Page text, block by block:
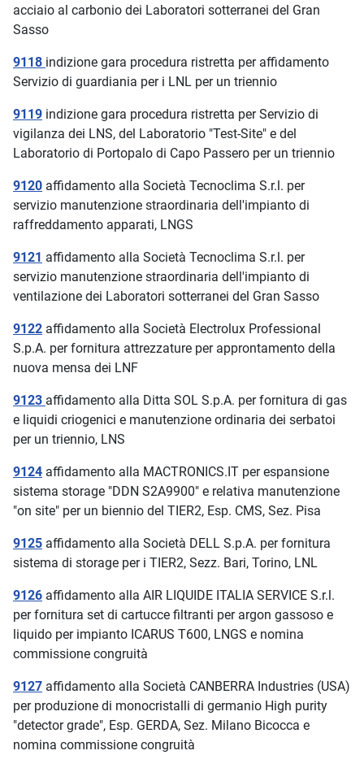
acciaio al carbonio dei Laboratori sotterranei del Gran
Sasso
9118 indizione gara procedura ristretta per affidamento
Servizio di guardiania per i LNL per un triennio
9119 indizione gara procedura ristretta per Servizio di
vigilanza dei LNS, del Laboratorio "Test-Site" e del
Laboratorio di Portopalo di Capo Passero per un triennio
9120 affidamento alla Società Tecnoclima S.r.l. per
servizio manutenzione straordinaria dell'impianto di
raffreddamento apparati, LNGS
9121 affidamento alla Società Tecnoclima S.r.l. per
servizio manutenzione straordinaria dell'impianto di
ventilazione dei Laboratori sotterranei del Gran Sasso
9122 affidamento alla Società Electrolux Professional
S.p.A. per fornitura attrezzature per approntamento della
nuova mensa dei LNF
9123 affidamento alla Ditta SOL S.p.A. per fornitura di gas
e liquidi criogenici e manutenzione ordinaria dei serbatoi
per un triennio, LNS
9124 affidamento alla MACTRONICS.IT per espansione
sistema storage "DDN S2A9900" e relativa manutenzione
"on site" per un biennio del TIER2, Esp. CMS, Sez. Pisa
9125 affidamento alla Società DELL S.p.A. per fornitura
sistema di storage per i TIER2, Sezz. Bari, Torino, LNL
9126 affidamento alla AIR LIQUIDE ITALIA SERVICE S.r.l.
per fornitura set di cartucce filtranti per argon gassoso e
liquido per impianto ICARUS T600, LNGS e nomina
commissione congruità
9127 affidamento alla Società CANBERRA Industries (USA)
per produzione di monocristalli di germanio High purity
"detector grade", Esp. GERDA, Sez. Milano Bicocca e
nomina commissione congruità